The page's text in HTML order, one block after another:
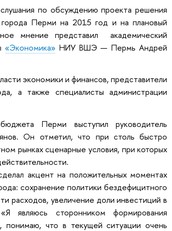
по обсуждению проекта решения
Перми на 2015 год и на плановый
мнение представил академический
«Экономика» НИУ ВШЭ — Пермь Андрей
экономики и финансов, представители
а также специалисты администрации
Перми выступил руководитель
Он отметил, что при столь быстро
рынках сценарные условия, при которых
акцент на положительных моментах
сохранение политики бездефицитного
расходов, увеличение доли инвестиций в
являюсь сторонником формирования
что в текущей ситуации очень